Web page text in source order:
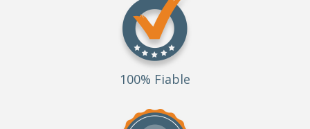
100% Fiable